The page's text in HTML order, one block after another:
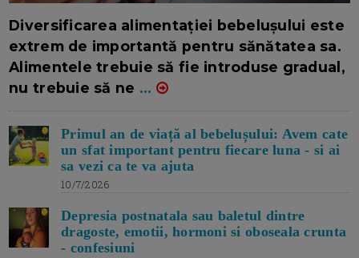
Diversificarea alimentației bebelușului este
extrem de importantă pentru sănătatea sa.
Alimentele trebuie să fie introduse gradual,
nu trebuie să ne ...
Primul an de viață al bebelușului: Avem cate
un sfat important pentru fiecare luna - si ai
sa vezi ca te va ajuta
10/7/2026
Depresia postnatala sau baletul dintre
dragoste, emotii, hormoni si oboseala crunta
- confesiuni